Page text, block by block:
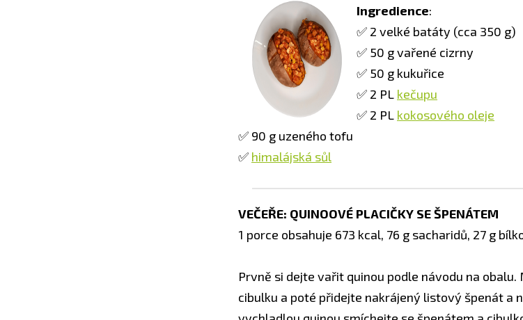
Ingredience:
✅ 2 velké batáty (cca 350 g)
✅ 50 g vařené cizrny
✅ 50 g kukuřice
✅ 2 PL kečupu
✅ 2 PL kokosového oleje
✅ 90 g uzeného tofu
✅ himalájská sůl
VEČEŘE: QUINOOVÉ PLACIČKY SE ŠPENÁTEM
1 porce obsahuje 673 kcal, 76 g sacharidů, 27 g
Prvně si dejte vařit quinou podle návodu na
cibulku a poté přidejte nakrájený listový špenát a